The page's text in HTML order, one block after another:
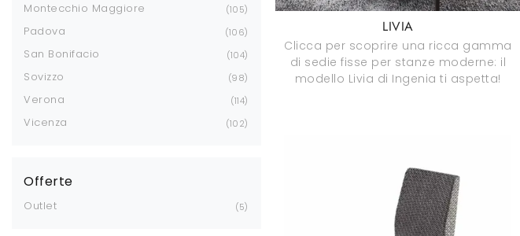
Montecchio Maggiore 105
Padova 106
San Bonifacio 104
Sovizzo 98
Verona 114
Vicenza 102
Offerte
Outlet 5
LIVIA
Clicca per scoprire una ricca gamma
di sedie fisse per stanze moderne: il
modello Livia di Ingenia ti aspetta!